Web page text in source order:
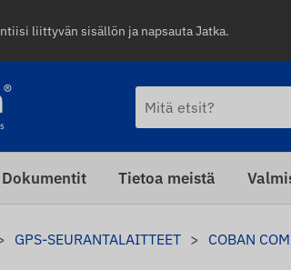
liittyvän sisällön ja napsauta Jatka.
Dokumentit Tietoa meistä
GPS-SEURANTALAITTEET COBAN